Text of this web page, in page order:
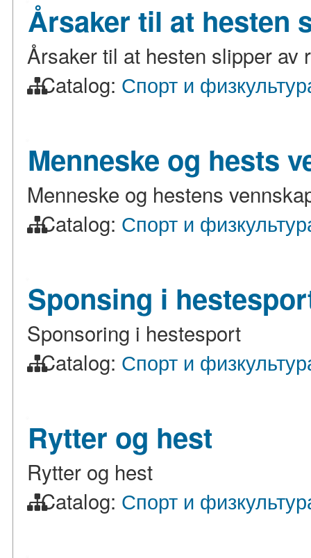
Årsaker til at hesten
Årsaker til at hesten slipper av
Catalog: Спорт и
Menneske og hests
Menneske og hestens
Catalog: Спорт и
Sponsing i
Sponsoring i hestesport
Catalog: Спорт и
Rytter og hest
Rytter og hest
Catalog: Спорт и